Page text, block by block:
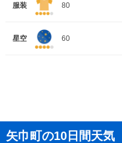
服装 80
星空 60
矢巾町の10日間天気